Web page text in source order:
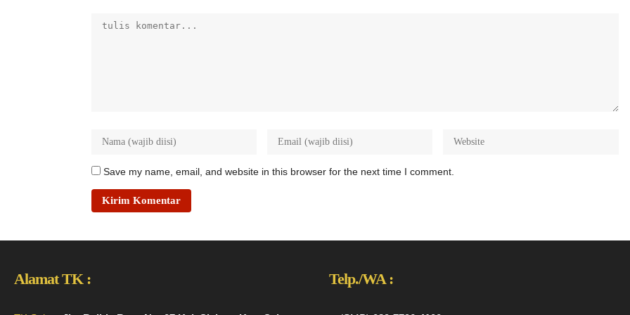
Save my name, email, and website in this browser for the next time I comment.
Alamat TK : Telp./WA :